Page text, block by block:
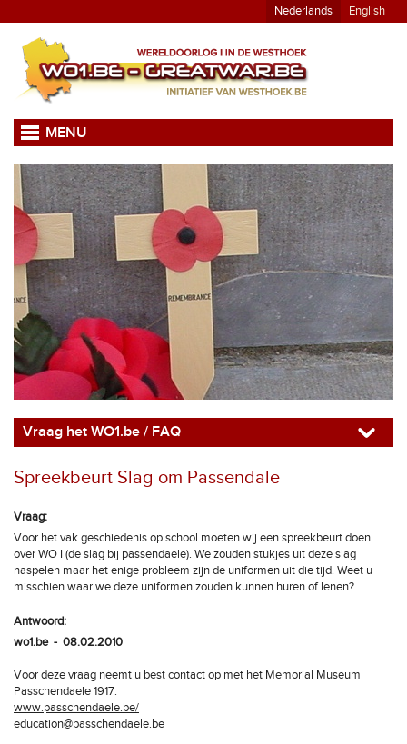
Nederlands English
MENU
Vraag het WO1.be / FAQ
Spreekbeurt Slag om Passendale
Vraag:
Voor het vak geschiedenis op school moeten wij een spreekbeurt doen
over WO I (de slag bij passendaele). We zouden stukjes uit deze slag
naspelen maar het enige probleem zijn de uniformen uit die tijd. Weet u
misschien waar we deze uniformen zouden kunnen huren of lenen?
Antwoord:
wo1.be - 08.02.2010
Voor deze vraag neemt u best contact op met het Memorial Museum
Passchendaele 1917.
www.passchendaele.be/
education@passchendaele.be